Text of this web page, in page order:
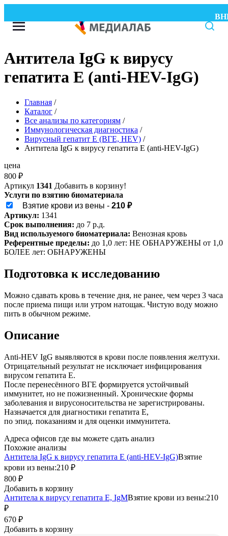
Антитела IgG к вирусу
гепатита Е (anti-HEV-IgG)
Главная /
Каталог /
Все анализы по категориям /
Иммунологическая диагностика /
Вирусный гепатит Е (ВГЕ, HEV) /
Антитела IgG к вирусу гепатита Е (anti-HEV-IgG)
цена
800 ₽
Артикул 1341 Добавить в корзину!
Услуги по взятию биоматериала
Взятие крови из вены - 210 ₽
Артикул: 1341
Срок выполнения: до 7 р.д.
Вид используемого биоматериала: Венозная кровь
Референтные пределы: до 1,0 лет: НЕ ОБНАРУЖЕНЫ от 1,0
БОЛЕЕ лет: ОБНАРУЖЕНЫ
Подготовка к исследованию
Можно сдавать кровь в течение дня, не ранее, чем через 3 часа
после приема пищи или утром натощак. Чистую воду можно
пить в обычном режиме.
Описание
Anti-HEV IgG выявляются в крови после появления желтухи.
Отрицательный результат не исключает инфицирования
вирусом гепатита Е.
После перенесённого ВГЕ формируется устойчивый
иммунитет, но не пожизненный. Хронические формы
заболевания и вирусоносительства не зарегистрированы.
Назначается для диагностики гепатита Е,
по эпид. показаниям и для оценки иммунитета.
Адреса офисов где вы можете сдать анализ
Похожие анализы
Антитела IgG к вирусу гепатита Е (anti-HEV-IgG)Взятие
крови из вены:210 ₽
800 ₽
Добавить в корзину
Антитела к вирусу гепатита Е, IgMВзятие крови из вены:210
₽
670 ₽
Добавить в корзину